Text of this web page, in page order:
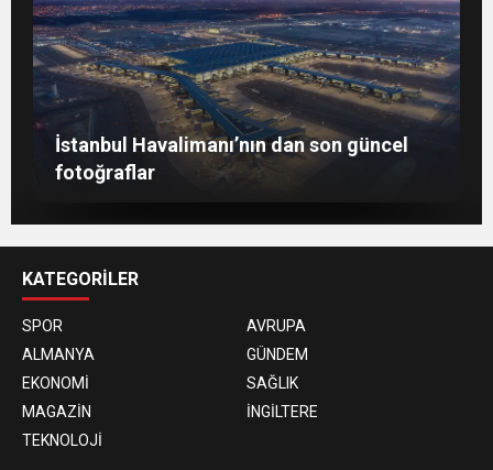
Berlin’de 8 Mart Dünya Kadınlar Günü
gösterisi
İstanbul Havalimanı’nın dan son güncel
fotoğraflar
KATEGORİLER
SPOR
AVRUPA
ALMANYA
GÜNDEM
EKONOMİ
SAĞLIK
MAGAZİN
İNGİLTERE
TEKNOLOJİ